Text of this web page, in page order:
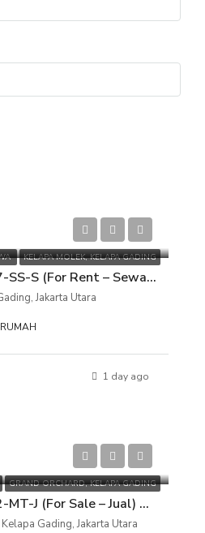
KELAPA MOLEK, KELAPA GADING
P3KPG-00002057-SS-S (For Rent – Sewa) Rumah Kelapa Molek, Kelapa Gading, Jakarta Utara
Jakarta Utara
RUMAH
1 day ago
GRAND ORCHARD, KELAPA GADING
P3KPG-00002072-MT-J (For Sale – Jual) Rumah Grand Orchard Clover, Kelapa Gading, Jakarta Utara
Gading, Jakarta Utara